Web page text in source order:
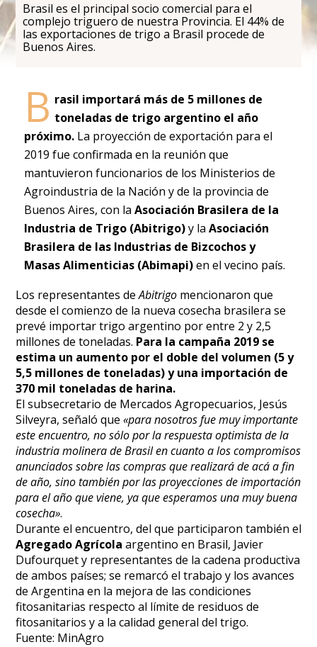
Brasil es el principal socio comercial para el
complejo triguero de nuestra Provincia. El 44% de
las exportaciones de trigo a Brasil procede de
Buenos Aires.
B rasil importará más de 5 millones de
toneladas de trigo argentino el año
próximo. La proyección de exportación para el
2019 fue confirmada en la reunión que
mantuvieron funcionarios de los Ministerios de
Agroindustria de la Nación y de la provincia de
Buenos Aires, con la Asociación Brasilera de la
Industria de Trigo (Abitrigo)y la Asociación
Brasilera de las Industrias de Bizcochos y
Masas Alimenticias (Abimapi)en el vecino país.
Los representantes deAbitrigomencionaron que
desde el comienzo de la nueva cosecha brasilera se
prevé importar trigo argentino por entre 2 y 2,5
millones de toneladas. Para la campaña 2019 se
estima un aumento por el doble del volumen (5 y
5,5 millones de toneladas) y una importación de
370 mil toneladas de harina.
El subsecretario de Mercados Agropecuarios, Jesús
Silveyra, señaló que «para nosotros fue muy importante
este encuentro, no sólo por la respuesta optimista de la
industria molinera de Brasil en cuanto a los compromisos
anunciados sobre las compras que realizará de acá a fin
de año, sino también por las proyecciones de importación
para el año que viene, ya que esperamos una muy buena
cosecha».
Durante el encuentro, del que participaron también el
Agregado Agrícola argentino en Brasil, Javier
Dufourquet y representantes de la cadena productiva
de ambos países; se remarcó el trabajo y los avances
de Argentina en la mejora de las condiciones
fitosanitarias respecto al límite de residuos de
fitosanitarios y a la calidad general del trigo.
Fuente: MinAgro